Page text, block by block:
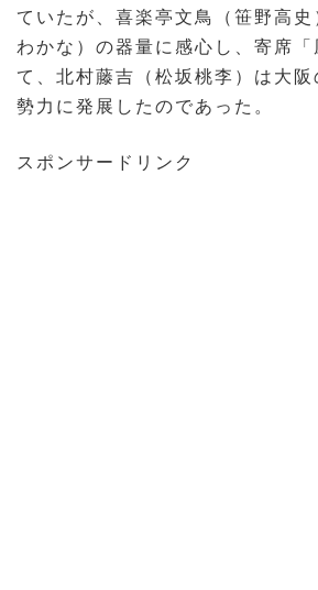
ていたが、喜楽亭文鳥（笹野高
わかな）の器量に感心し、寄席「
て、北村藤吉（松坂桃李）は大
勢力に発展したのであった。
スポンサードリンク